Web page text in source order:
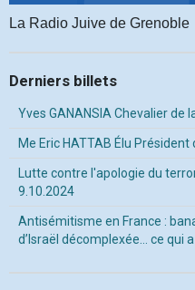
La Radio Juive de Grenoble
Derniers billets
Yves GANANSIA Chevalier de
Me Eric HATTAB Élu Président
Lutte contre l'apologie du
9.10.2024
Antisémitisme en France :
d’Israël décomplexée… ce qui